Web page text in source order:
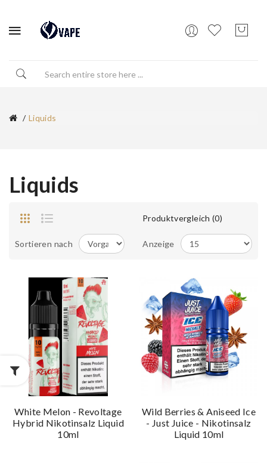
Liquids
Liquids
Produktvergleich (0)
Sortieren nach Anzeige
White Melon - Revoltage
Hybrid Nikotinsalz Liquid
10ml
Wild Berries & Aniseed Ice
- Just Juice - Nikotinsalz
Liquid 10ml